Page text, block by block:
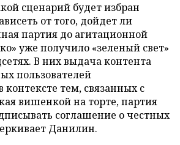
сценарий будет избран
от того, дойдет ли
партия до агитационной
уже получило «зеленый свет»
В них выдача контента
пользователей
контексте тем, связанных с
вишенкой на торте, партия
соглашение о честных
Данилин.